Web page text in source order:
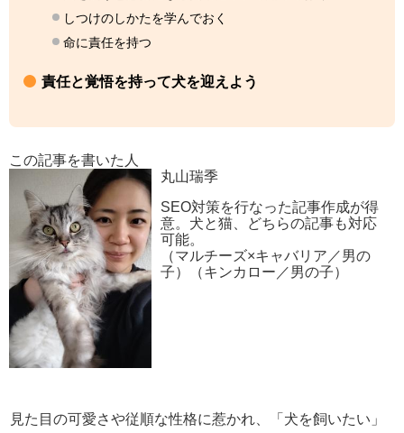
しつけのしかたを学んでおく
命に責任を持つ
責任と覚悟を持って犬を迎えよう
この記事を書いた人
丸山瑞季
SEO対策を行なった記事作成が得
意。犬と猫、どちらの記事も対応
可能。
（マルチーズ×キャバリア／男の
子）（キンカロー／男の子）
見た目の可愛さや従順な性格に惹かれ、「犬を飼いたい」